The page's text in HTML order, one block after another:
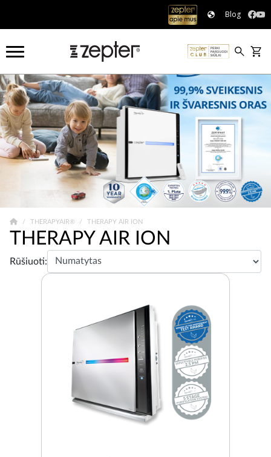
Blog
THERAPYAIR® THERAPY AIR ION
THERAPY AIR ION
Rūšiuoti: